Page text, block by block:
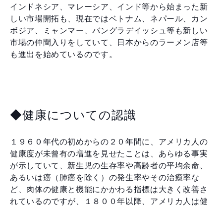
インドネシア、マレーシア、インド等から始まった新
しい市場開拓も、現在ではベトナム、ネパール、カン
ボジア、ミャンマー、バングラデイッシュ等も新しい
市場の仲間入りをしていて、日本からのラーメン店等
も進出を始めているのです。
◆健康についての認識
１９６０年代の初めからの２０年間に、アメリカ人の
健康度が未曾有の増進を見せたことは、あらゆる事実
が示していて、新生児の生存率や高齢者の平均余命、
あるいは癌（肺癌を除く）の発生率やその治癒率な
ど、肉体の健康と機能にかかわる指標は大きく改善さ
れているのですが、１８００年以降、アメリカ人は健